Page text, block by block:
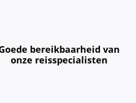
bereikbaarheid van
onze reisspecialisten